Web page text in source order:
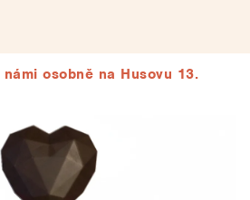
osobně na Husovu 13.